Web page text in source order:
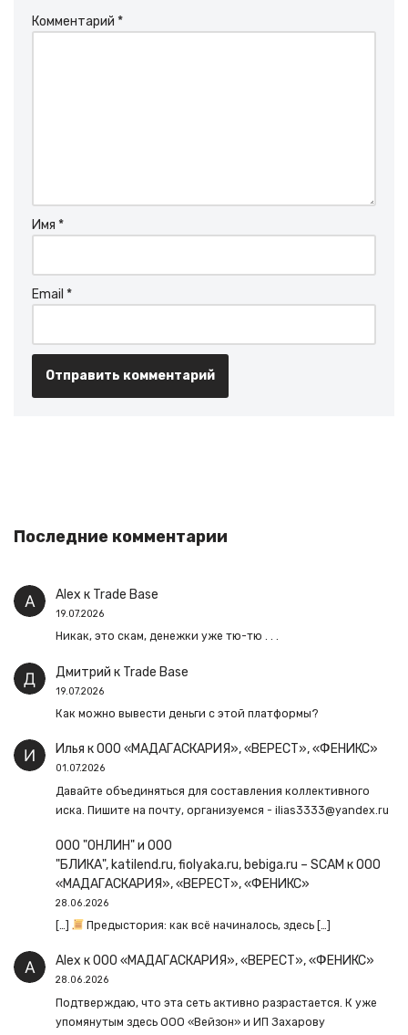
Комментарий *
Имя *
Email *
Последние комментарии
Alex к Trade Base
19.07.2026
Никак, это скам, денежки уже тю-тю . . .
Дмитрий к Trade Base
19.07.2026
Как можно вывести деньги с этой платформы?
Илья кООО «МАДАГАСКАРИЯ», «ВЕРЕСТ», «ФЕНИКС»
01.07.2026
Давайте объединяться для составления коллективного
иска. Пишите на почту, организуемся - ilias3333@yandex.ru
ООО "ОНЛИН" и ООО
"БЛИКА", katilend.ru, fiolyaka.ru, bebiga.ru – SCAM кООО
«МАДАГАСКАРИЯ», «ВЕРЕСТ», «ФЕНИКС»
28.06.2026
[…] Предыстория: как всё начиналось, здесь […]
Alex кООО «МАДАГАСКАРИЯ», «ВЕРЕСТ», «ФЕНИКС»
28.06.2026
Подтверждаю, что эта сеть активно разрастается. К уже
упомянутым здесь ООО «Вейзон» и ИП Захарову